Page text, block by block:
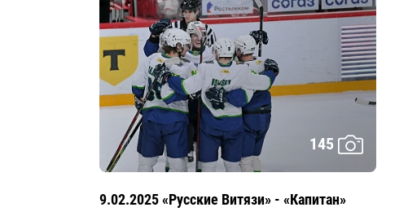
145
9.02.2025 «Русские Витязи» - «Капитан»